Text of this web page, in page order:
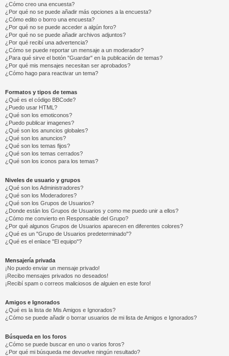
¿Cómo creo una encuesta?
¿Por qué no se puede añadir más opciones a la encuesta?
¿Cómo edito o borro una encuesta?
¿Por qué no se puede acceder a algún foro?
¿Por qué no se puede añadir archivos adjuntos?
¿Por qué recibí una advertencia?
¿Cómo se puede reportar un mensaje a un moderador?
¿Para qué sirve el botón "Guardar" en la publicación de temas?
¿Por qué mis mensajes necesitan ser aprobados?
¿Cómo hago para reactivar un tema?
Formatos y tipos de temas
¿Qué es el código BBCode?
¿Puedo usar HTML?
¿Qué son los emoticonos?
¿Puedo publicar imagenes?
¿Qué son los anuncios globales?
¿Qué son los anuncios?
¿Qué son los temas fijos?
¿Qué son los temas cerrados?
¿Qué son los iconos para los temas?
Niveles de usuario y grupos
¿Qué son los Administradores?
¿Qué son los Moderadores?
¿Qué son los Grupos de Usuarios?
¿Donde están los Grupos de Usuarios y como me puedo unir a ellos?
¿Cómo me convierto en Responsable del Grupo?
¿Por qué algunos Grupos de Usuarios aparecen en diferentes colores?
¿Qué es un "Grupo de Usuarios predeterminado"?
¿Qué es el enlace "El equipo"?
Mensajería privada
¡No puedo enviar un mensaje privado!
¡Recibo mensajes privados no deseados!
¡Recibí spam o correos maliciosos de alguien en este foro!
Amigos e Ignorados
¿Qué es la lista de Mis Amigos e Ignorados?
¿Cómo se puede añadir o borrar usuarios de mi lista de Amigos e Ignorados?
Búsqueda en los foros
¿Cómo se puede buscar en uno o varios foros?
¿Por qué mi búsqueda me devuelve ningún resultado?